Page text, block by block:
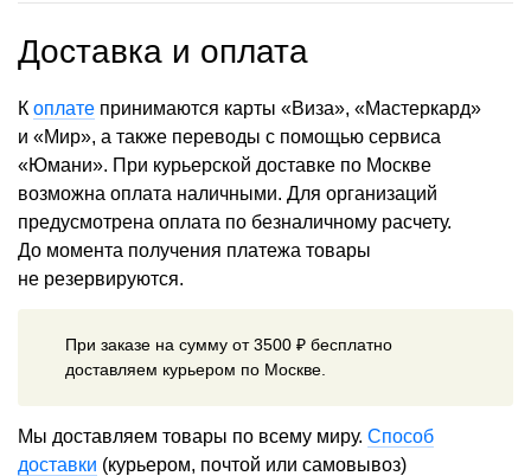
Доставка и оплата
К оплате принимаются карты «Виза», «Мастеркард»
и «Мир», а также переводы с помощью сервиса
«Юмани». При курьерской доставке по Москве
возможна оплата наличными. Для организаций
предусмотрена оплата по безналичному расчету.
До момента получения платежа товары
не резервируются.
При заказе на сумму от 3500 ₽ бесплатно
доставляем курьером по Москве.
Мы доставляем товары по всему миру. Способ
доставки (курьером, почтой или самовывоз)